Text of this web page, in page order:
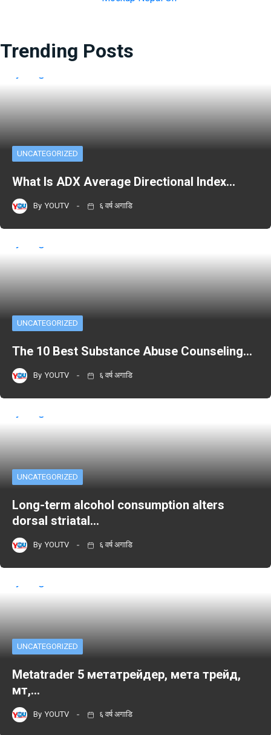
Trending Posts
UNCATEGORIZED
What Is ADX Average Directional Index…
By YOUTV ६ वर्ष अगाडि
UNCATEGORIZED
The 10 Best Substance Abuse Counseling…
By YOUTV ६ वर्ष अगाडि
UNCATEGORIZED
Long-term alcohol consumption alters
dorsal striatal…
By YOUTV ६ वर्ष अगाडि
UNCATEGORIZED
Metatrader 5 метатрейдер, мета трейд,
мт,…
By YOUTV ६ वर्ष अगाडि